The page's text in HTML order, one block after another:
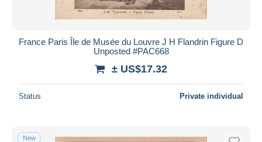
France Paris Île de Musée du Louvre J H Flandrin Figure D
Unposted #PAC668
± US$17.32
Status Private individual
New